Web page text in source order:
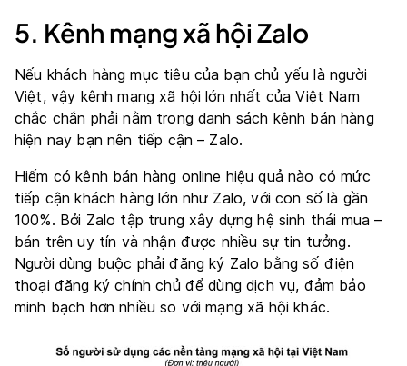
5. Kênh mạng xã hội Zalo
Nếu khách hàng mục tiêu của bạn chủ yếu là người
Việt, vậy kênh mạng xã hội lớn nhất của Việt Nam
chắc chắn phải nằm trong danh sách kênh bán hàng
hiện nay bạn nên tiếp cận – Zalo.
Hiếm có kênh bán hàng online hiệu quả nào có mức
tiếp cận khách hàng lớn như Zalo, với con số là gần
100%. Bởi Zalo tập trung xây dựng hệ sinh thái mua –
bán trên uy tín và nhận được nhiều sự tin tưởng.
Người dùng buộc phải đăng ký Zalo bằng số điện
thoại đăng ký chính chủ để dùng dịch vụ, đảm bảo
minh bạch hơn nhiều so với mạng xã hội khác.